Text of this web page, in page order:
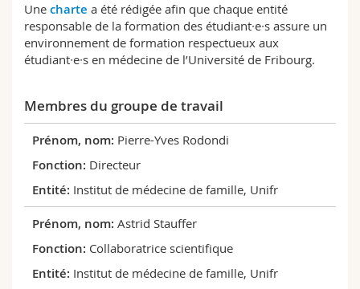
Une charte a été rédigée afin que chaque entité
responsable de la formation des étudiant∙e∙s assure un
environnement de formation respectueux aux
étudiant∙e∙s en médecine de l’Université de Fribourg.
Membres du groupe de travail
Pierre-Yves Rodondi
Directeur
Institut de médecine de famille, Unifr
Astrid Stauffer
Collaboratrice scientifique
Institut de médecine de famille, Unifr